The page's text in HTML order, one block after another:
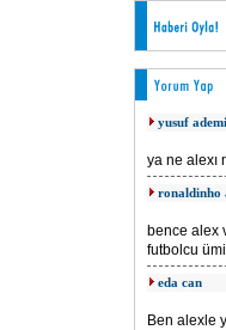
yusuf
ya ne alexı
ronaldinho
bence alex
futbolcu
eda can
Ben alexle